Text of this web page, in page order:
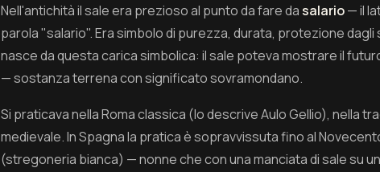
Nell'antichità il sale era prezioso al punto da fare dasalario— il
parola "salario". Era simbolo di purezza, durata, protezione
nasce da questa carica simbolica: il sale poteva mostrare il
— sostanza terrena con significato sovramondano.
Si praticava nella Roma classica (lo descrive Aulo Gellio), nella
medievale. In Spagna la pratica è sopravvissuta fino al
(stregoneria bianca) — nonne che con una manciata di sale su